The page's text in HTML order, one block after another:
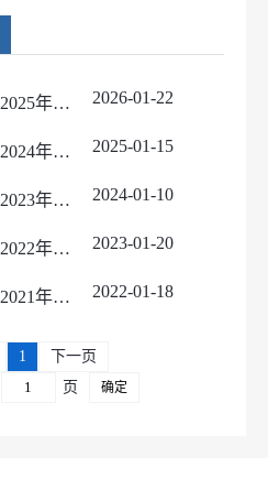
玛纳斯县旱卡子滩乡2025年政府信息公开工作年度报告 2026-01-22
玛纳斯县旱卡子滩乡2024年政府信息公开工作年度报告 2025-01-15
玛纳斯县旱卡子滩乡2023年政府信息公开工作年度报告 2024-01-10
玛纳斯县旱卡子滩乡2022年政府信息公开工作年度报告 2023-01-20
玛纳斯县旱卡子滩乡2021年政府信息公开工作年度报告 2022-01-18
1
下一页
页 确定